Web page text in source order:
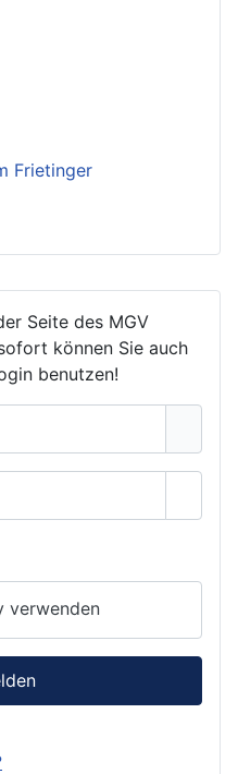
Seite des MGV
können Sie auch
benutzen!
verwenden
Frietinger